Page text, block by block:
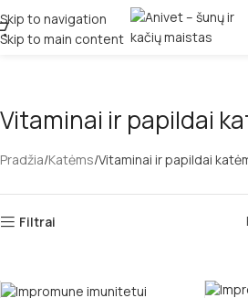
Skip to navigation
Skip to main content
Vitaminai ir papildai
Pradžia Katėms Vitaminai ir papildai
Filtrai